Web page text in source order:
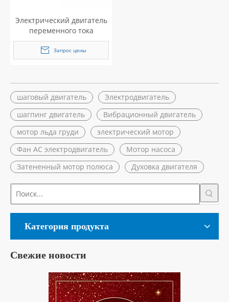
Электрический двигатель
переменного тока
Шаговый двигатель
Двигатель для барбекю
Запрос цены
шаговый двигатель
Электродвигатель
шагпинг двигатель
Вибрационный двигатель
мотор льда груди
электрический мотор
Фан AC электродвигатель
Мотор насоса
Затененный мотор полюса
Духовка двигателя
Категория продукта
Свежие новости